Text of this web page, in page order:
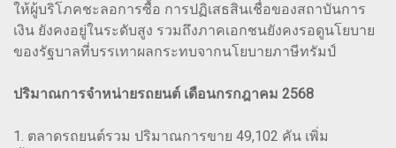
ให้ผู้บริโภคชะลอการซื้อ การปฏิเสธสินเชื่อของสถาบันการ
เงิน ยังคงอยู่ในระดับสูง รวมถึงภาคเอกชนยังคงรอดูนโยบาย
ของรัฐบาลที่บรรเทาผลกระทบจากนโยบายภาษีทรัมป์
ปริมาณการจำหน่ายรถยนต์ เดือนกรกฎาคม 2568
1. ตลาดรถยนต์รวม ปริมาณการขาย 49,102 คัน เพิ่ม